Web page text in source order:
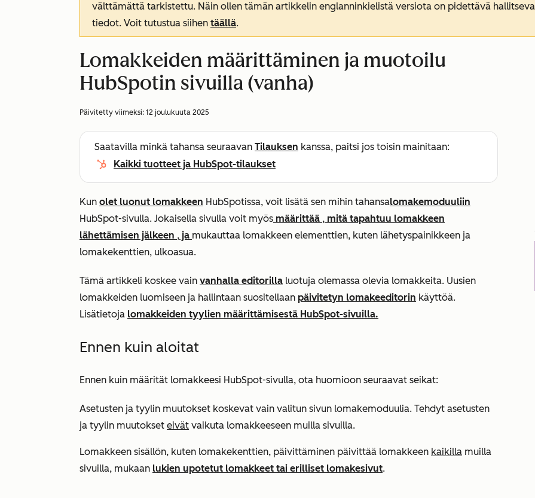
välttämättä tarkistettu. Näin ollen tämän artikkelin englanninkielistä versiota on pidettävä
tiedot. Voit tutustua siihen täällä.
Lomakkeiden määrittäminen ja muotoilu
HubSpotin sivuilla (vanha)
Päivitetty viimeksi: 12 joulukuuta 2025
Saatavilla minkä tahansa seuraavan Tilauksen kanssa, paitsi jos toisin mainitaan:
Kaikki tuotteet ja HubSpot-tilaukset
Kun olet luonut lomakkeen HubSpotissa, voit lisätä sen mihin tahansalomakemoduuliin
HubSpot-sivulla. Jokaisella sivulla voit myös määrittää , mitä tapahtuu lomakkeen
lähettämisen jälkeen , ja mukauttaa lomakkeen elementtien, kuten lähetyspainikkeen ja
lomakekenttien, ulkoasua.
Tämä artikkeli koskee vain vanhalla editorilla luotuja olemassa olevia lomakkeita. Uusien
lomakkeiden luomiseen ja hallintaan suositellaan päivitetyn lomakeeditorin käyttöä.
Lisätietoja lomakkeiden tyylien määrittämisestä HubSpot-sivuilla.
Ennen kuin aloitat
Ennen kuin määrität lomakkeesi HubSpot-sivulla, ota huomioon seuraavat seikat:
Asetusten ja tyylin muutokset koskevat vain valitun sivun lomakemoduulia. Tehdyt asetusten
ja tyylin muutokset eivät vaikuta lomakkeeseen muilla sivuilla.
Lomakkeen sisällön, kuten lomakekenttien, päivittäminen päivittää lomakkeen kaikilla muilla
sivuilla, mukaan lukien upotetut lomakkeet tai erilliset lomakesivut.